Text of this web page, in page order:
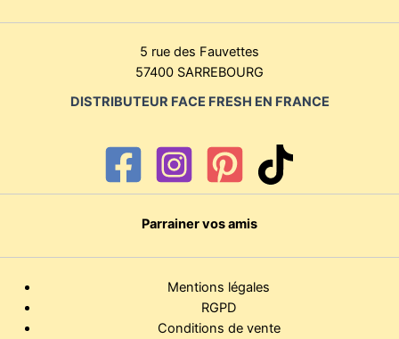
5 rue des Fauvettes
57400 SARREBOURG
DISTRIBUTEUR FACE FRESH EN FRANCE
Parrainer vos amis
Mentions légales
RGPD
Conditions de vente